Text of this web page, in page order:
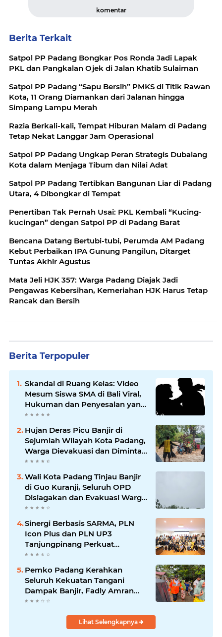
komentar
Berita Terkait
Satpol PP Padang Bongkar Pos Ronda Jadi Lapak
PKL dan Pangkalan Ojek di Jalan Khatib Sulaiman
Satpol PP Padang “Sapu Bersih” PMKS di Titik Rawan
Kota, 11 Orang Diamankan dari Jalanan hingga
Simpang Lampu Merah
Razia Berkali-kali, Tempat Hiburan Malam di Padang
Tetap Nekat Langgar Jam Operasional
Satpol PP Padang Ungkap Peran Strategis Dubalang
Kota dalam Menjaga Tibum dan Nilai Adat
Satpol PP Padang Tertibkan Bangunan Liar di Padang
Utara, 4 Dibongkar di Tempat
Penertiban Tak Pernah Usai: PKL Kembali “Kucing-
kucingan” dengan Satpol PP di Padang Barat
Bencana Datang Bertubi-tubi, Perumda AM Padang
Kebut Perbaikan IPA Gunung Pangilun, Ditarget
Tuntas Akhir Agustus
Mata Jeli HJK 357: Warga Padang Diajak Jadi
Pengawas Kebersihan, Kemeriahan HJK Harus Tetap
Rancak dan Bersih
Berita Terpopuler
Skandal di Ruang Kelas: Video
Mesum Siswa SMA di Bali Viral,
Hukuman dan Penyesalan yang
Mengikuti
Hujan Deras Picu Banjir di
Sejumlah Wilayah Kota Padang,
Warga Dievakuasi dan Diminta
Waspada Banjir Susulan
Wali Kota Padang Tinjau Banjir
di Guo Kuranji, Seluruh OPD
Disiagakan dan Evakuasi Warga
Dipercepat
Sinergi Berbasis SARMA, PLN
Icon Plus dan PLN UP3
Tanjungpinang Perkuat
Kolaborasi Strategis
Pemko Padang Kerahkan
Seluruh Kekuatan Tangani
Dampak Banjir, Fadly Amran
Desak Percepatan Proyek
Lihat Selengkapnya